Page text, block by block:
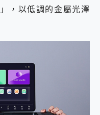
，以低調的金屬光澤